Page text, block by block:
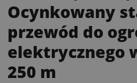
Ocynkowany
przewód do
elektrycznego
250 m